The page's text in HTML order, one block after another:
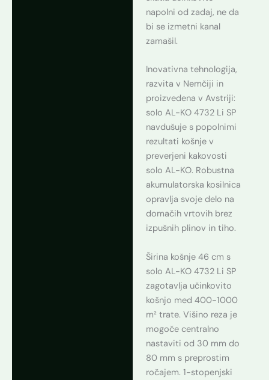
napolni od zadaj, ne da
bi se izmetni kanal
zamašil.
Inovativna tehnologija,
razvita v Nemčiji in
proizvedena v Avstriji:
solo AL-KO 4732 Li SP
navdušuje s popolnimi
rezultati košnje v
preverjeni kakovosti
solo AL-KO. Robustna
akumulatorska kosilnica
opravlja svoje delo na
domačih vrtovih brez
izpušnih plinov in tiho.
Širina košnje 46 cm s
solo AL-KO 4732 Li SP
zagotavlja učinkovito
košnjo med 400-1000
m² trate. Višino reza je
mogoče centralno
nastaviti od 30 mm do
80 mm s preprostim
ročajem. 1-stopenjski